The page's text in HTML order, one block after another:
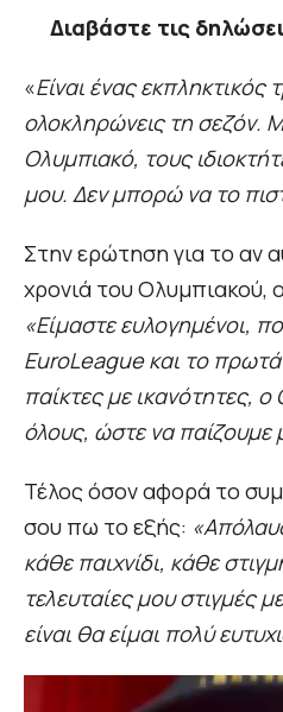
Διαβάστε τις
«Είναι ένας εκπληκτικός
ολοκληρώνεις τη σεζόν.
Ολυμπιακό, τους
μου. Δεν μπορώ να το
Στην ερώτηση για το αν
χρονιά του Ολυμπιακού,
«Είμαστε ευλογημένοι,
EuroLeague και το
παίκτες με ικανότητες,
όλους, ώστε να παίζουμε
Τέλος όσον αφορά το
σου πω το εξής:
κάθε παιχνίδι, κάθε
τελευταίες μου στιγμές
είναι θα είμαι πολύ